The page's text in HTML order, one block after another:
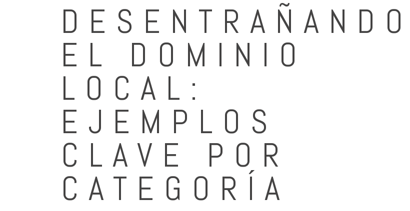
DESENTRAÑANDO
EL DOMINIO
LOCAL:
EJEMPLOS
CLAVE POR
CATEGORÍA